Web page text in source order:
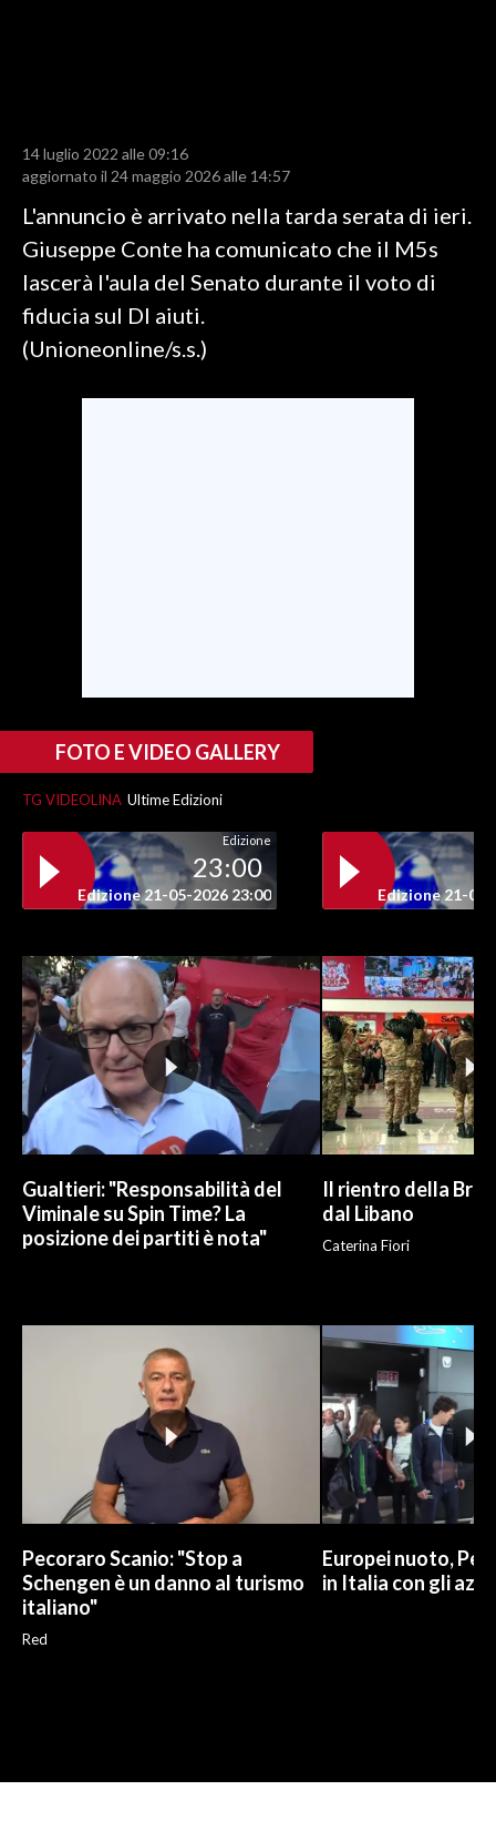
SPORT
RISULTATI E CLASSIFICHE
CALCIO
CALCIO REGIONALE
BASKET
VOLLEY
SARDI NEL MONDO
NOTIZIE
#CARAUNIONE
INSULARITÀ
INFO AZIENDE
ABBONATI
ANNUNCI
NECROLOGI
SPIAGGE
STORE
14 luglio 2022 alle 09:16
aggiornato il 24 maggio 2026 alle 14:57
L'annuncio è arrivato nella tarda serata di ieri.
Giuseppe Conte ha comunicato che il M5s
lascerà l'aula del Senato durante il voto di
fiducia sul Dl aiuti.
(Unioneonline/s.s.)
FOTO E VIDEO GALLERY
TG VIDEOLINA Ultime Edizioni
Edizione
23:00
Edizione 21-05-2026 23:00 Edizione 21-05-
Gualtieri: "Responsabilità del
Viminale su Spin Time? La
posizione dei partiti è nota"
Il rientro della
dal Libano
Caterina Fiori
Pecoraro Scanio: "Stop a
Schengen è un danno al turismo
italiano"
Red
Europei nuoto,
in Italia con gli